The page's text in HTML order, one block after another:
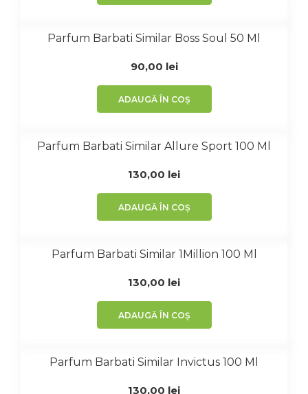
Parfum Barbati Similar Boss Soul 50 Ml
90,00 lei
ADAUGĂ ÎN COȘ
Parfum Barbati Similar Allure Sport 100 Ml
130,00 lei
ADAUGĂ ÎN COȘ
Parfum Barbati Similar 1Million 100 Ml
130,00 lei
ADAUGĂ ÎN COȘ
Parfum Barbati Similar Invictus 100 Ml
130,00 lei